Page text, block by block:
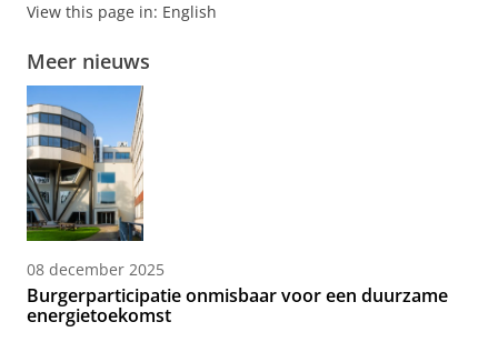
View this page in: English
Meer nieuws
08 december 2025
Burgerparticipatie onmisbaar voor een duurzame
energietoekomst